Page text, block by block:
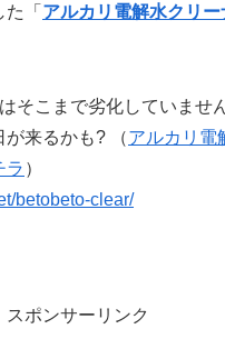
「 アルカリ電解水クリー
そこまで劣化していませ
来るかも? （アルカリ電
ラ ）
betobeto-clear/
スポンサーリンク